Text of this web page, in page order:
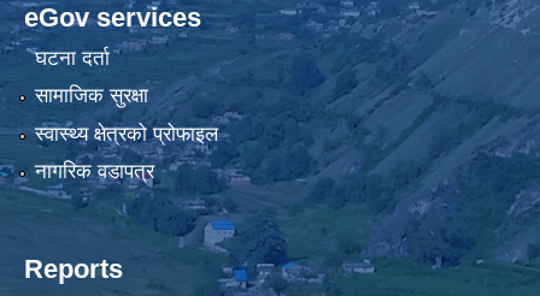
eGov services
घटना दर्ता
सामाजिक सुरक्षा
स्वास्थ्य क्षेत्रको प्रोफाइल
नागरिक वडापत्र
Reports